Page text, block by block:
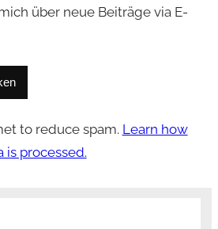
über neue Beiträge via E-
to reduce spam. Learn how
is processed.